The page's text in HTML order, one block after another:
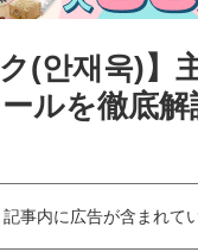
(안재욱)】
ルを徹底解
記事内に広告が含まれて